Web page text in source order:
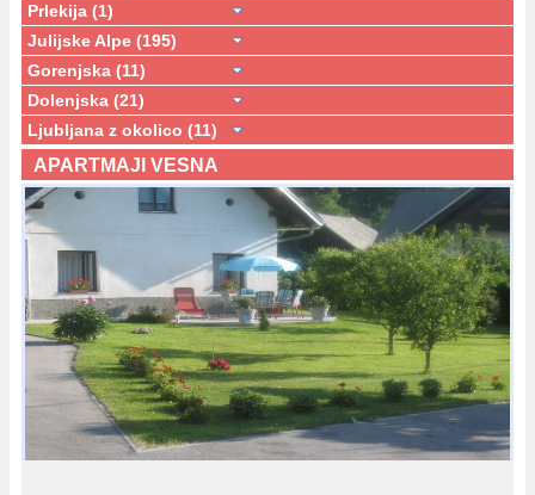
Prlekija (1)
Julijske Alpe (195)
Gorenjska (11)
Dolenjska (21)
Ljubljana z okolico (11)
APARTMAJI VESNA